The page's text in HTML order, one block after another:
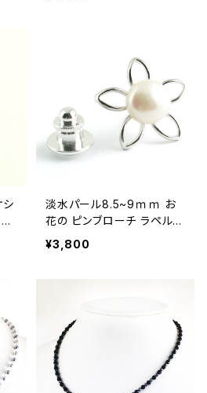
淡水パール8.5~9ｍｍ お
花の ピンブローチ ラペルピ
ン ブートニエール メンズ レ
ディース br-82
¥3,800